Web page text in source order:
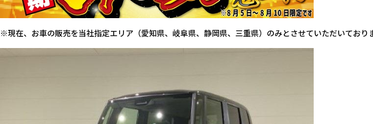
※現在、お車の販売を当社指定エリア（愛知県、岐阜県、静岡県、三重県）のみとさせていただいており